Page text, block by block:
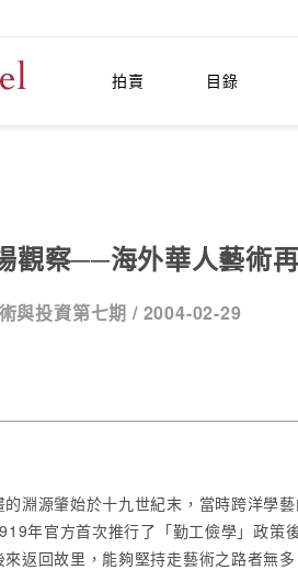
拍賣 目錄
觀察──海外華人藝術
與投資第七期 / 2004-02-29
淵源肇始於十九世紀末，當時跨洋學
年官方首次推行了「勤工儉學」政策
來返回故里，能夠堅持走藝術之路者無